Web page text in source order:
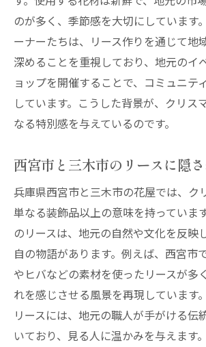
のが多く、季節感を大切にしています
ーナーたちは、リース作りを通じて地
深めることを重視しており、地元のイ
ョップを開催することで、コミュニテ
しています。こうした背景が、クリス
なる特別感を与えているのです。
西宮市と三木市のリースに隠
兵庫県西宮市と三木市の花屋では、ク
単なる装飾品以上の意味を持っていま
のリースは、地元の自然や文化を反映
自の物語があります。例えば、西宮市
やヒバなどの素材を使ったリースが多
れを感じさせる風景を再現しています
リースには、地元の職人が手がける伝
いており、見る人に温かみを与えます